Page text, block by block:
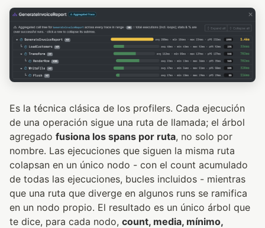
Es la técnica clásica de los profilers. Cada ejecución
de una operación sigue una ruta de llamada; el árbol
agregado fusiona los spans por ruta, no solo por
nombre. Las ejecuciones que siguen la misma ruta
colapsan en un único nodo - con el count acumulado
de todas las ejecuciones, bucles incluidos - mientras
que una ruta que diverge en algunos runs se ramifica
en un nodo propio. El resultado es un único árbol que
te dice, para cada nodo, count, media, mínimo,